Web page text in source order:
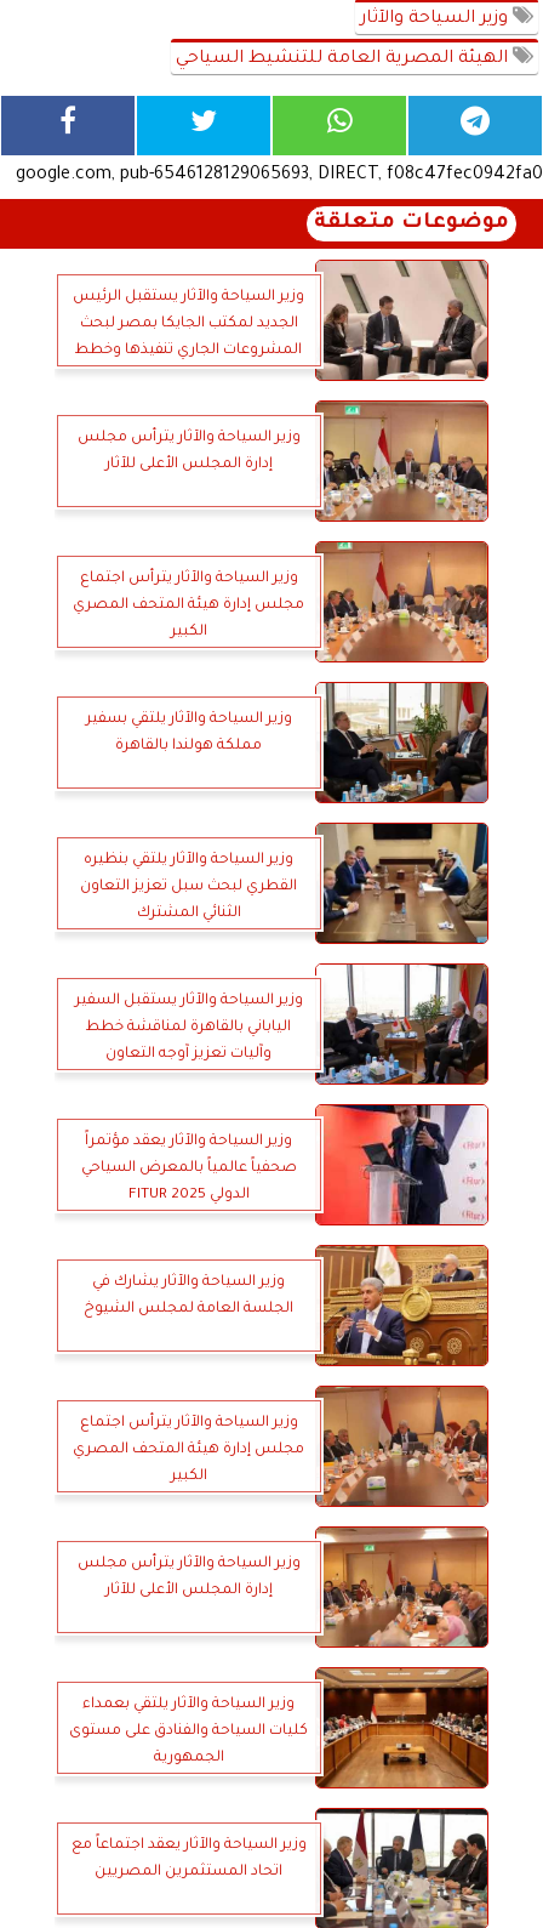
وزير السياحة والآثار
الهيئة المصرية العامة للتنشيط السياحي
google.com, pub-6546128129065693, DIRECT, f08c47fec0942fa0
موضوعات متعلقة
وزير السياحة والآثار يستقبل الرئيس
الجديد لمكتب الجايكا بمصر لبحث
المشروعات الجاري تنفيذها وخطط
وزير السياحة والآثار يترأس مجلس
إدارة المجلس الأعلى للآثار
وزير السياحة والآثار يترأس اجتماع
مجلس إدارة هيئة المتحف المصري
الكبير
وزير السياحة والآثار يلتقي بسفير
مملكة هولندا بالقاهرة
وزير السياحة والآثار يلتقي بنظيره
القطري لبحث سبل تعزيز التعاون
الثنائي المشترك
وزير السياحة والآثار يستقبل السفير
الياباني بالقاهرة لمناقشة خطط
وآليات تعزيز آوجه التعاون
وزير السياحة والآثار يعقد مؤتمراً
صحفياً عالمياً بالمعرض السياحي
الدولي FITUR 2025
وزير السياحة والآثار يشارك في
الجلسة العامة لمجلس الشيوخ
وزير السياحة والآثار يترأس اجتماع
مجلس إدارة هيئة المتحف المصري
الكبير
وزير السياحة والآثار يترأس مجلس
إدارة المجلس الأعلى للآثار
وزير السياحة والآثار يلتقي بعمداء
كليات السياحة والفنادق على مستوى
الجمهورية
وزير السياحة والآثار يعقد اجتماعاً مع
اتحاد المستثمرين المصريين